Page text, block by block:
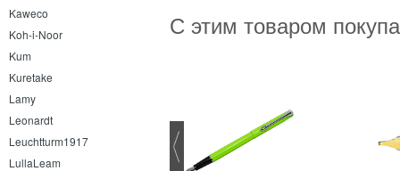
Kaweco
Koh-i-Noor
Kum
Kuretake
Lamy
Leonardt
Leuchtturm1917
LullaLeam
С этим товаром